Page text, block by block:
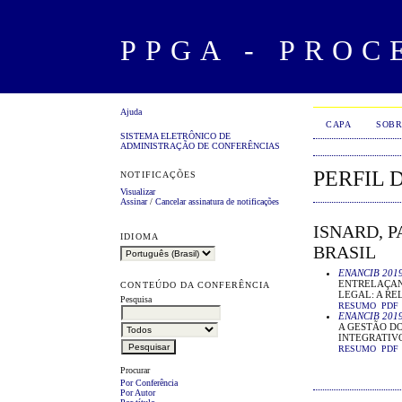
PPGA -
Ajuda
SISTEMA ELETRÔNICO DE
ADMINISTRAÇÃO DE CONFERÊNCIAS
NOTIFICAÇÕES
Visualizar
Assinar/Cancelar assinatura de notificações
IDIOMA
CONTEÚDO DA CONFERÊNCIA
Pesquisa
Procurar
Por Conferência
Por Autor
CAPA
PERFIL
ISNARD,
BRASIL
ENANCIB
LEGAL: A
RESUMO PDF
ENANCIB
A GESTÃO
RESUMO PDF